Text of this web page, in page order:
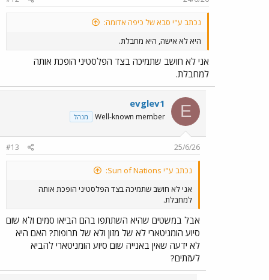
נכתב ע"י סבא של כיפה אדומה:
היא לא אישה, היא מחבלת.
אני לא חושב שתמיכה בצד הפלסטיני הופכת אותה
למחבלת.
E
evglev1
Well-known member מנהל
25/6/26
#13
נכתב ע"י Sun of Nations:
אני לא חושב שתמיכה בצד הפלסטיני הופכת אותה
למחבלת.
אבל במשטים שהיא השתתפו בהם הביאו סמים ולא שום
סיוע הומניטארי לא של מזון ולא של תרופות? האם היא
לא ידעה שאין באנייה שום סיוע הומניטארי להביא
לעזתים?